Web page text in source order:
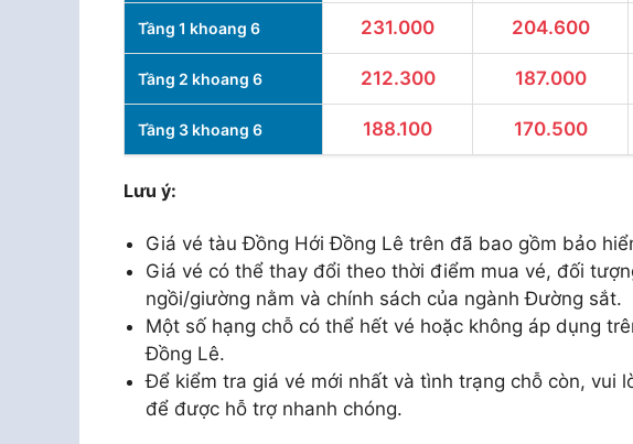
Tầng 1 khoang 6 231.000 204.600
Tầng 2 khoang 6 212.300 187.000
Tầng 3 khoang 6 188.100 170.500
Lưu ý:
Giá vé tàu Đồng Hới Đồng Lê trên đã bao gồm bảo
Giá vé có thể thay đổi theo thời điểm mua vé, đối
ngồi/giường nằm và chính sách của ngành Đường sắt.
Một số hạng chỗ có thể hết vé hoặc không áp dụng
Đồng Lê.
Để kiểm tra giá vé mới nhất và tình trạng chỗ còn, vui
để được hỗ trợ nhanh chóng.